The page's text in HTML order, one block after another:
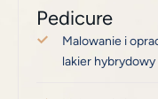
Pedicure
Malowanie i
lakier hybrydowy